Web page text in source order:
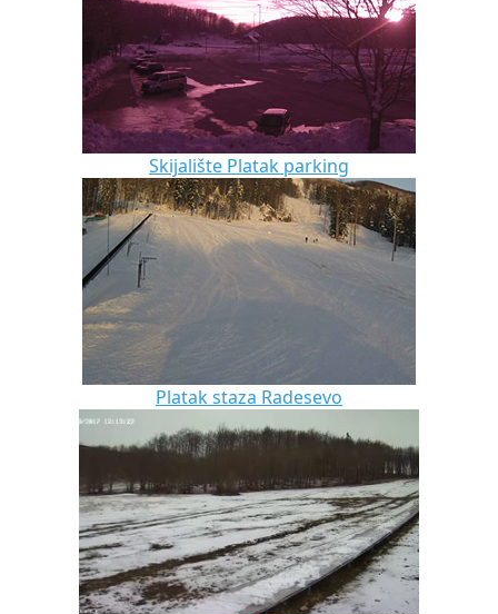
Skijalište Platak parking
Platak staza Radesevo